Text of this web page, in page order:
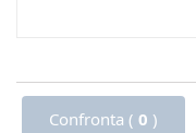
Confronta ( 0 )